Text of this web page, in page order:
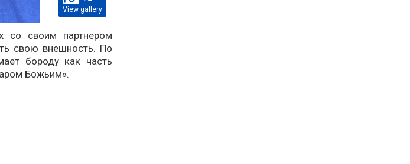
View gallery
со своим партнером
свою внешность. По
бороду как часть
Божьим».